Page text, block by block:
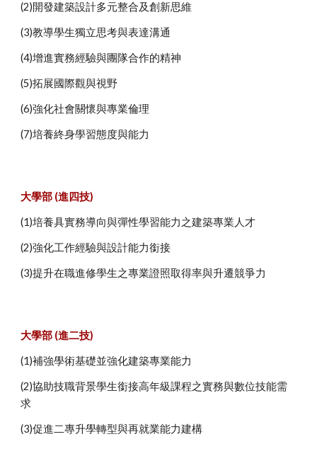
(2)開發建築設計多元整合及創新思維
(3)教導學生獨立思考與表達溝通
(4)增進實務經驗與團隊合作的精神
(5)拓展國際觀與視野
(6)強化社會關懷與專業倫理
(7)培養終身學習態度與能力
大學部 (進四技)
(1)培養具實務導向與彈性學習能力之建築專業人才
(2)強化工作經驗與設計能力銜接
(3)提升在職進修學生之專業證照取得率與升遷競爭力
大學部 (進二技)
(1)補強學術基礎並強化建築專業能力
(2)協助技職背景學生銜接高年級課程之實務與數位技能需
求
(3)促進二專升學轉型與再就業能力建構